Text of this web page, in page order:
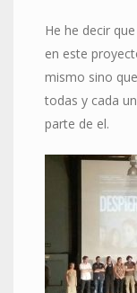
He he decir
en este
mismo sino
todas y cada
parte de el.